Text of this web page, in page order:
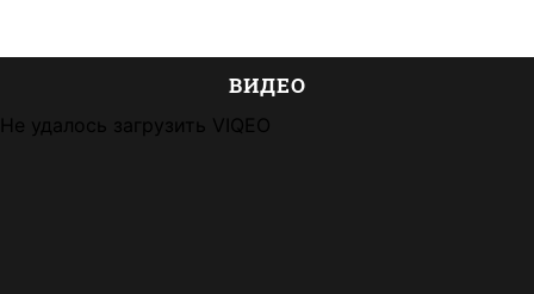
ВИДЕО
Не удалось загрузить VIQEO